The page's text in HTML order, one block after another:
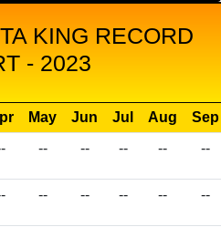
KING RECORD
- 2023
May Jun Jul Aug
Sep
-- -- -- -- --
-- -- -- -- --